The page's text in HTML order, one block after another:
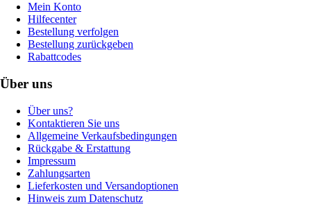
Mein Konto
Hilfecenter
Bestellung verfolgen
Bestellung zurückgeben
Rabattcodes
Über uns
Über uns?
Kontaktieren Sie uns
Allgemeine Verkaufsbedingungen
Rückgabe & Erstattung
Impressum
Zahlungsarten
Lieferkosten und Versandoptionen
Hinweis zum Datenschutz